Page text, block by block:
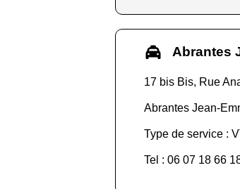
Abrantes
17 bis Bis, Rue
Abrantes Jean-
Type de service :
Tel : 06 07 18 66